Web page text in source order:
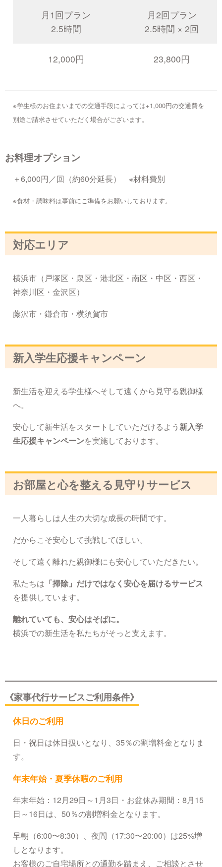
月1回プラン
2.5時間
月2回プラン
2.5時間 × 2回
12,000円 23,800円
※学生様のお住まいまでの交通手段によっては+1,000円の交通費を
別途ご請求させていただく場合がございます。
お料理オプション
＋6,000円／回（約60分延長） ※材料費別
※食材・調味料は事前にご準備をお願いしております。
対応エリア
横浜市（戸塚区・泉区・港北区・南区・中区・西区・
神奈川区・金沢区）
藤沢市・鎌倉市・横須賀市
新入学生応援キャンペーン
新生活を迎える学生様へそして遠くから見守る親御様
へ。
安心して新生活をスタートしていただけるよう新入学
生応援キャンペーンを実施しております。
お部屋と心を整える見守りサービス
一人暮らしは人生の大切な成長の時間です。
だからこそ安心して挑戦してほしい。
そして遠く離れた親御様にも安心していただきたい。
私たちは 「掃除」だけではなく安心を届けるサービス
を提供しています。
離れていても、安心はそばに。
横浜での新生活を私たちがそっと支えます。
《家事代行サービスご利用条件》
休日のご利用
日・祝日は休日扱いとなり、35％の割増料金となりま
す。
年末年始・夏季休暇のご利用
年末年始：12月29日～1月3日・お盆休み期間：8月15
日～16日は、50％の割増料金となります。
早朝（6:00〜8:30）、夜間（17:30〜20:00）は25%増
しとなります。
お客様のご自宅場所との通勤を踏まえ、ご相談とさせ